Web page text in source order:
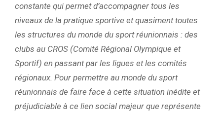
constante qui permet d’accompagner tous les
niveaux de la pratique sportive et quasiment toutes
les structures du monde du sport réunionnais : des
clubs au CROS (Comité Régional Olympique et
Sportif) en passant par les ligues et les comités
régionaux. Pour permettre au monde du sport
réunionnais de faire face à cette situation inédite et
préjudiciable à ce lien social majeur que représente